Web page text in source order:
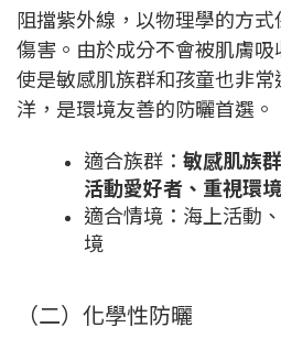
阻擋紫外線，以物理學的方
傷害。由於成分不會被肌膚
使是敏感肌族群和孩童也非
洋，是環境友善的防曬首選。
適合族群： 敏感肌族
活動愛好者、重視環
適合情境：海上活動
境
（二）化學性防曬